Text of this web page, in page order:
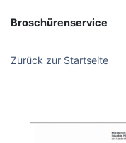
Broschürenservice
Zurück zur Startseite